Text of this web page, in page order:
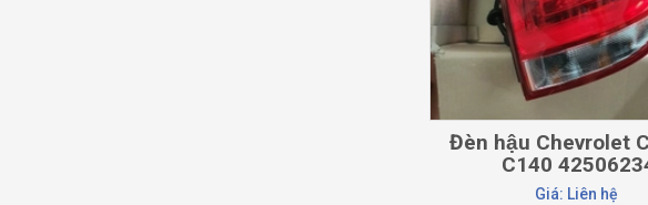
Đèn hậu Chevrolet
C140
Giá: Liên hệ